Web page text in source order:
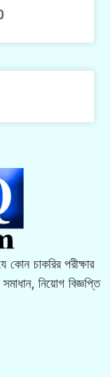
কোন চাকরির পরীক্ষার
নিয়োগ বিজ্ঞপ্তি